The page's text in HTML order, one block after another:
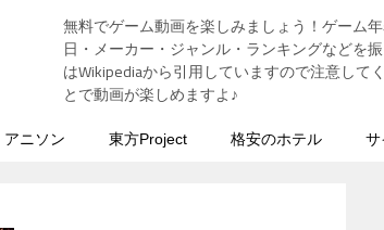
無料でゲーム動画を楽しみましょう！ゲーム
日・メーカー・ジャンル・ランキングなどを
はWikipediaから引用していますので注意して
とで動画が楽しめますよ♪
アニソン 東方Project 格安のホテル サ